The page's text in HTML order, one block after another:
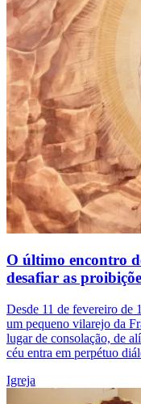
O último encontro
desafiar as
Desde 11 de fevereiro de
um pequeno vilarejo da
lugar de consolação, de
céu entra em perpétuo
Igreja